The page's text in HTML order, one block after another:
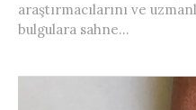
araştırmacılarını ve
bulgulara sahne...